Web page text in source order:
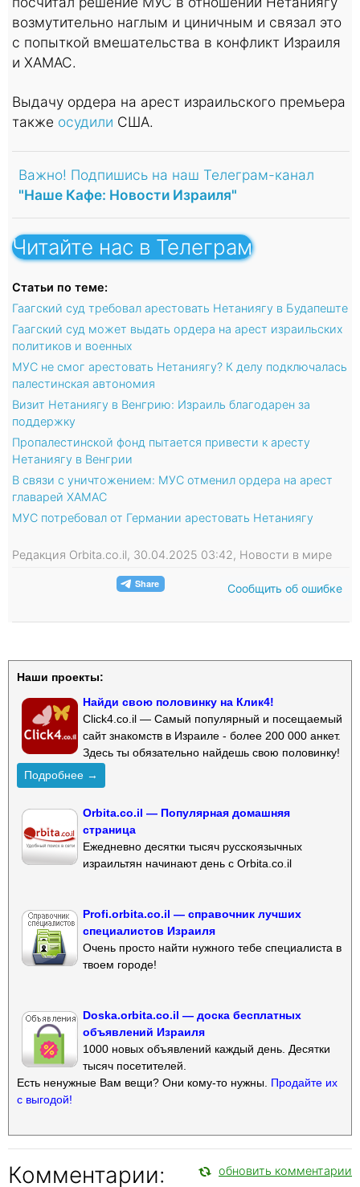
возмутительно наглым и циничным и связал это
с попыткой вмешательства в конфликт Израиля
и ХАМАС.
Выдачу ордера на арест израильского премьера
также осудили США.
Важно! Подпишись на наш Телеграм-канал
"Наше Кафе: Новости Израиля"
Читайте нас в Телеграм
Статьи по теме:
Гаагский суд требовал арестовать Нетаниягу в Будапеште
Гаагский суд может выдать ордера на арест израильских
политиков и военных
МУС не смог арестовать Нетаниягу? К делу подключалась
палестинская автономия
Визит Нетаниягу в Венгрию: Израиль благодарен за
поддержку
Пропалестинской фонд пытается привести к аресту
Нетаниягу в Венгрии
В связи с уничтожением: МУС отменил ордера на арест
главарей ХАМАС
МУС потребовал от Германии арестовать Нетаниягу
Редакция Orbita.co.il, 30.04.2025 03:42, Новости в мире
Сообщить об ошибке
Наши проекты:
Найди свою половинку на Клик4!
Click4.co.il — Самый популярный и посещаемый
сайт знакомств в Израиле - более 200 000 анкет.
Здесь ты обязательно найдешь свою половинку!
Подробнее →
Orbita.co.il — Популярная домашняя
страница
Ежедневно десятки тысяч русскоязычных
израильтян начинают день с Orbita.co.il
Profi.orbita.co.il — справочник лучших
специалистов Израиля
Очень просто найти нужного тебе специалиста в
твоем городе!
Doska.orbita.co.il — доска бесплатных
объявлений Израиля
1000 новых объявлений каждый день. Десятки
тысяч посетителей.
Есть ненужные Вам вещи? Они кому-то нужны. Продайте их
с выгодой!
Комментарии: обновить комментарии